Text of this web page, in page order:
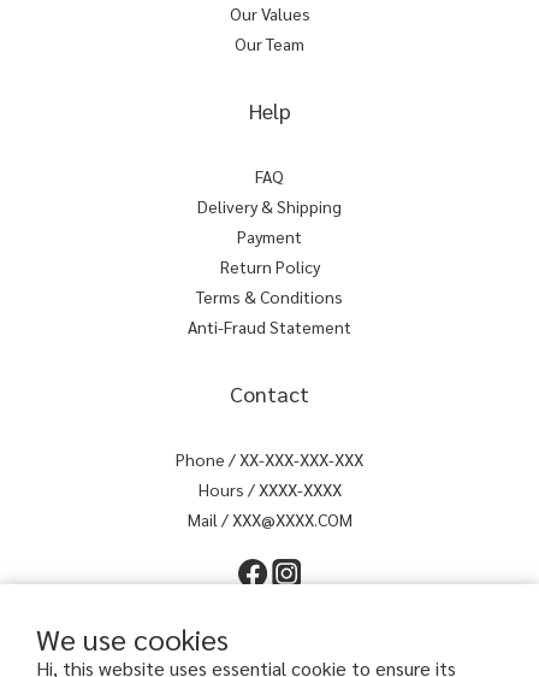
We use cookies
Hi, this website uses essential cookie to ensure its
Our Values
Our Team
Help
FAQ
Delivery & Shipping
Payment
Return Policy
Terms & Conditions
Anti-Fraud Statement
Contact
Phone / XX-XXX-XXX-XXX
Hours / XXXX-XXXX
Mail / XXX@XXXX.COM